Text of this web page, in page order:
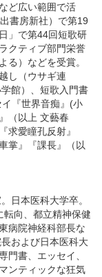
ど広い範囲で活
書房新社）で第19
」で第44回短歌研
クティブ部門栄誉
る）などを受賞。
し（ウサギ連
館）、短歌入門書
イ『世界音痴』(小
（以上 文藝春
求愛瞳孔反射』
掌』『課長』（以
日本医科大学卒。
転向、都立精神保健
病院神経科部長な
および日本医科大
門書、エッセイ、
ンティックな狂気